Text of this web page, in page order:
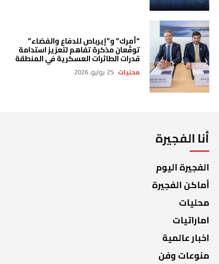
“أمرك” و”إيرباص للدفاع والفضاء”
توقّعان مذكرة تفاهم لتعزيز استدامة
قدرات الطائرات العسكرية في المنطقة
محليات 25 يوليو، 2026
أنا الفجيرة
الفجيرة اليوم
أماكن الفجيرة
محليات
اماراتيات
اخبار عالمية
منوعات وفن